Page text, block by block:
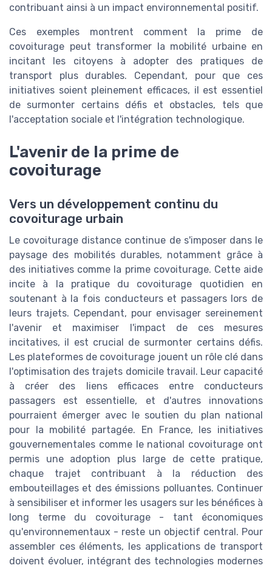
contribuant ainsi à un impact environnemental positif.
Ces exemples montrent comment la prime de
covoiturage peut transformer la mobilité urbaine en
incitant les citoyens à adopter des pratiques de
transport plus durables. Cependant, pour que ces
initiatives soient pleinement efficaces, il est essentiel
de surmonter certains défis et obstacles, tels que
l'acceptation sociale et l'intégration technologique.
L'avenir de la prime de
covoiturage
Vers un développement continu du
covoiturage urbain
Le covoiturage distance continue de s'imposer dans le
paysage des mobilités durables, notamment grâce à
des initiatives comme la prime covoiturage. Cette aide
incite à la pratique du covoiturage quotidien en
soutenant à la fois conducteurs et passagers lors de
leurs trajets. Cependant, pour envisager sereinement
l'avenir et maximiser l'impact de ces mesures
incitatives, il est crucial de surmonter certains défis.
Les plateformes de covoiturage jouent un rôle clé dans
l'optimisation des trajets domicile travail. Leur capacité
à créer des liens efficaces entre conducteurs
passagers est essentielle, et d'autres innovations
pourraient émerger avec le soutien du plan national
pour la mobilité partagée. En France, les initiatives
gouvernementales comme le national covoiturage ont
permis une adoption plus large de cette pratique,
chaque trajet contribuant à la réduction des
embouteillages et des émissions polluantes. Continuer
à sensibiliser et informer les usagers sur les bénéfices à
long terme du covoiturage - tant économiques
qu'environnementaux - reste un objectif central. Pour
assembler ces éléments, les applications de transport
doivent évoluer, intégrant des technologies modernes